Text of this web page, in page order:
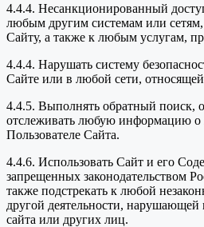
4.4.4. Несанкционированный
любым другим системам или
Сайту, а также к любым услугам,
4.4.4. Нарушать систему
Сайте или в любой сети,
4.4.5. Выполнять обратный поиск,
отслеживать любую информацию
Пользователе Сайта.
4.4.6. Использовать Сайт и его
запрещенных законодательством
также подстрекать к любой
другой деятельности,
сайта или других лиц.